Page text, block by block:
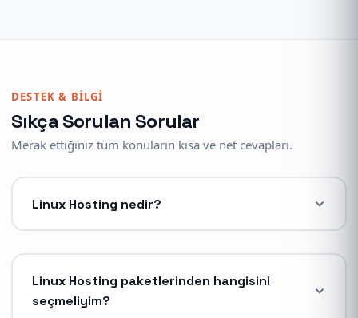
DESTEK & BILGI
Sıkça Sorulan Sorular
Merak ettiğiniz tüm konuların kısa ve net cevapları.
Linux Hosting nedir?
MySQL altyapılı web siteleri (WordPress, Joomla, e-
ticaret scriptleri vb.) için optimize edilmiş bir web
barındırma hizmetidir. Yüksek kararlılık, güvenlik ve
Linux Hosting paketlerinden hangisini
seçmeliyim?